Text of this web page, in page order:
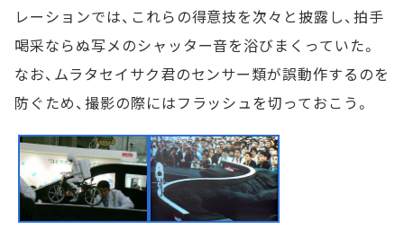
レーションでは、これらの得意技を次々と披露し、拍手
喝采ならぬ写メのシャッター音を浴びまくっていた。
なお、ムラタセイサク君のセンサー類が誤動作するのを
防ぐため、撮影の際にはフラッシュを切っておこう。